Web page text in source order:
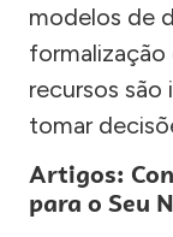
modelos de
formalização
recursos são
tomar
Artigos:
para o Seu